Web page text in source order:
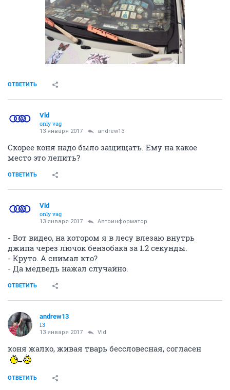
ОТВЕТИТЬ
Vld
only vag
13 января 2017 andrew13
Скорее коня надо было защищать. Ему на какое
место это лепить?
ОТВЕТИТЬ
Vld
only vag
13 января 2017 Автоинформатор
- Вот видео, на котором я в лесу влезаю внутрь
джипа через лючок бензобака за 1.2 секунды.
- Круто. А снимал кто?
- Да медведь нажал случайно.
ОТВЕТИТЬ
andrew13
13
13 января 2017 Vld
коня жалко, живая тварь бессловесная, согласен
ОТВЕТИТЬ